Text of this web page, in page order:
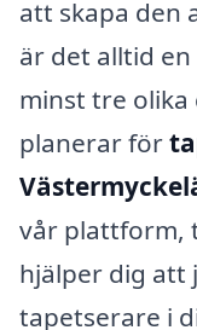
att skapa den
är det alltid
minst tre
planerar för
vår plattform,
hjälper dig att
tapetserare i